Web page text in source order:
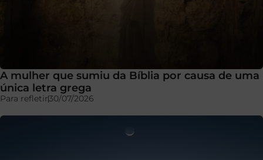
A mulher que sumiu da Bíblia por causa de uma
única letra grega
Para refletir30/07/2026